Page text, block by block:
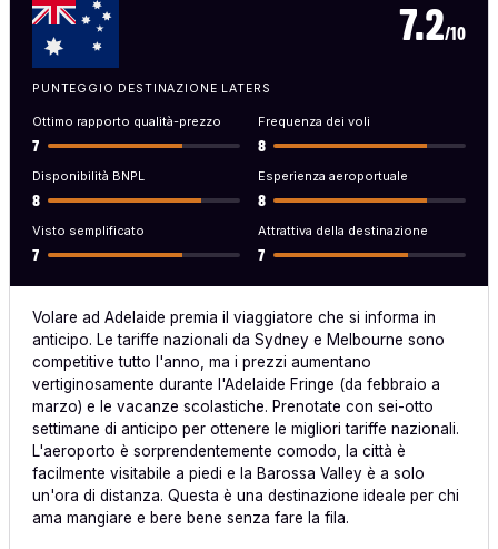
7.2/10
PUNTEGGIO DESTINAZIONE LATERS
Ottimo rapporto qualità-prezzo
7
Frequenza dei voli
8
Disponibilità BNPL
8
Esperienza aeroportuale
8
Visto semplificato
7
Attrattiva della destinazione
7
Volare ad Adelaide premia il viaggiatore che si informa in
anticipo. Le tariffe nazionali da Sydney e Melbourne sono
competitive tutto l'anno, ma i prezzi aumentano
vertiginosamente durante l'Adelaide Fringe (da febbraio a
marzo) e le vacanze scolastiche. Prenotate con sei-otto
settimane di anticipo per ottenere le migliori tariffe nazionali.
L'aeroporto è sorprendentemente comodo, la città è
facilmente visitabile a piedi e la Barossa Valley è a solo
un'ora di distanza. Questa è una destinazione ideale per chi
ama mangiare e bere bene senza fare la fila.